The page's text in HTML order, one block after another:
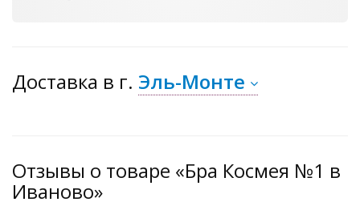
Доставка в г. Эль-Монте
Отзывы о товаре «Бра Космея №1 в
Иваново»